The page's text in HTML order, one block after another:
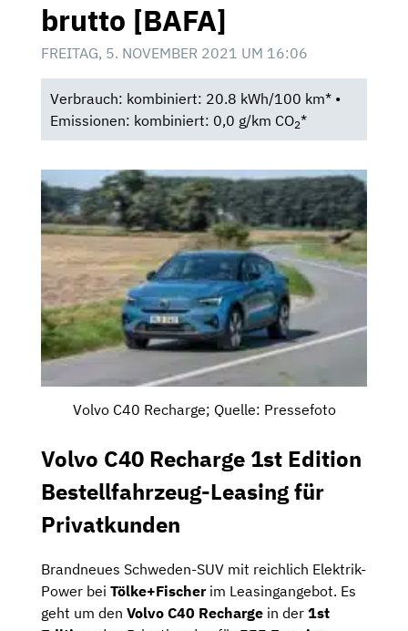
brutto [BAFA]
FREITAG, 5. NOVEMBER 2021 UM 16:06
Verbrauch: kombiniert: 20.8 kWh/100 km* •
Emissionen: kombiniert: 0,0 g/km CO2*
Volvo C40 Recharge; Quelle: Pressefoto
Volvo C40 Recharge 1st Edition
Bestellfahrzeug-Leasing für
Privatkunden
Brandneues Schweden-SUV mit reichlich Elektrik-
Power bei Tölke+Fischer im Leasingangebot. Es
geht um den Volvo C40 Recharge in der 1st